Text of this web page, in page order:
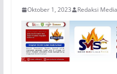
Oktober 1, 2023 Redaksi